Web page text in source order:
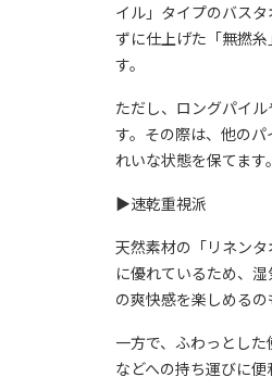
イル」タイプのバス
ずに仕上げた「無撚
す。
ただし、ロングパイ
す。その際は、他の
れいな状態を保てます。
▶︎速乾重視派
天然素材の「リネン
に優れているため、
の爽快感を楽しめるの
一方で、ふわっとし
などへの持ち運びに